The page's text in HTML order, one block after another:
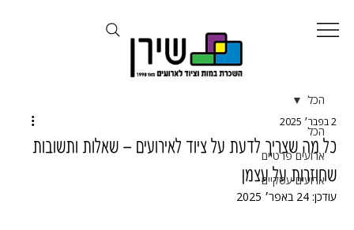
הכל
ארועים פרטיים
ארועים עסקיים
הכל
כל מה שצריך לדעת על ציוד לאירועים – שאלות ותשובות
שחוזרות על עצמן
2 בפבר׳ 2025
עודכן:24 באפר׳ 2025